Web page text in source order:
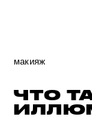
макияж
ЧТО